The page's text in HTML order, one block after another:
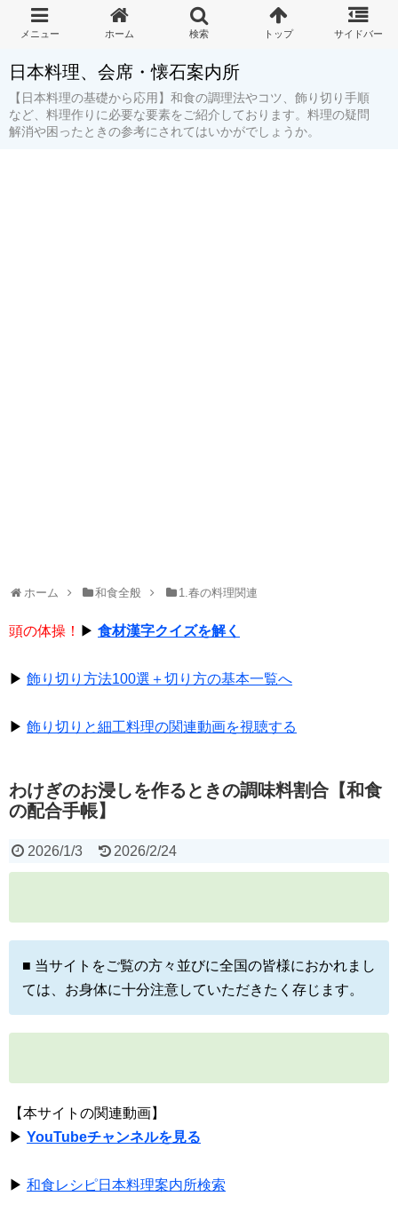
日本料理、会席・懐石案内所
【日本料理の基礎から応用】和食の調理法やコツ、飾り切り手順
など、料理作りに必要な要素をご紹介しております。料理の疑問
解消や困ったときの参考にされてはいかがでしょうか。
ホーム 和食全般 1.春の料理関連
頭の体操！ ▶ 食材漢字クイズを解く
▶ 飾り切り方法100選＋切り方の基本一覧へ
▶ 飾り切りと細工料理の関連動画を視聴する
わけぎのお浸しを作るときの調味料割合【和食
の配合手帳】
2026/1/3 2026/2/24
■ 当サイトをご覧の方々並びに全国の皆様におかれまし
ては、お身体に十分注意していただきたく存じます。
【本サイトの関連動画】
▶ YouTubeチャンネルを見る
▶ 和食レシピ日本料理案内所検索